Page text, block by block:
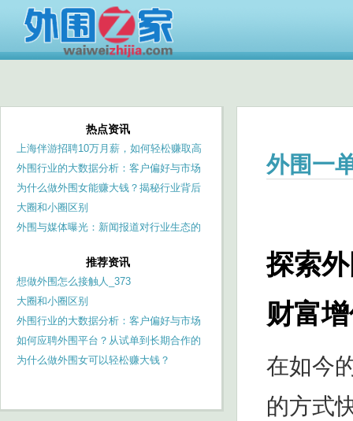
外围一
探索
财富
在如今
的方式
热点资讯
上海伴游招聘10万月薪，如何轻松赚取高
收入？_367
外围行业的大数据分析：客户偏好与市场
需求预测
为什么做外围女能赚大钱？揭秘行业背后
的利润
大圈和小圈区别
外围与媒体曝光：新闻报道对行业生态的
推荐资讯
想做外围怎么接触人_373
大圈和小圈区别
外围行业的大数据分析：客户偏好与市场
需求预测
如何应聘外围平台？从试单到长期合作的
步骤解析_287
为什么做外围女可以轻松赚大钱？